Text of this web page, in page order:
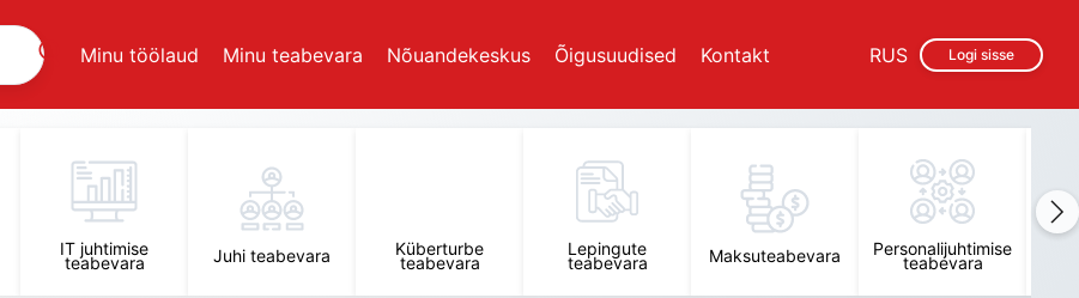
Minu töölaud Minu teabevara Nõuandekeskus Õigusuudised Kontakt Logi sisse
RUS
IT juhtimise
teabevara Juhi teabevara Küberturbe
teabevara
Lepingute
teabevara Maksuteabevara Personalijuhtimise
teabevara